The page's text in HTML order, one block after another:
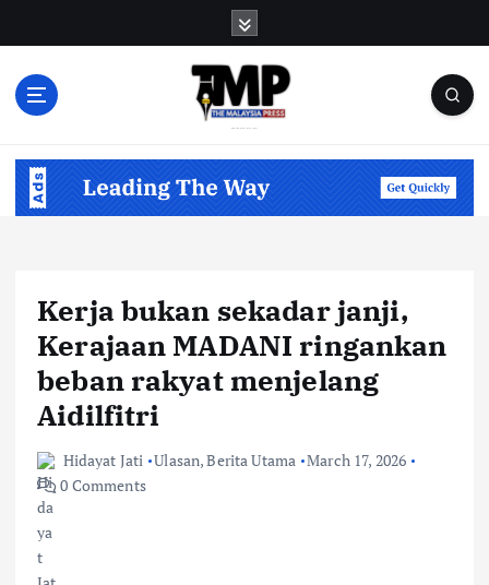
Kerja bukan sekadar janji,
Kerajaan MADANI ringankan
beban rakyat menjelang
Aidilfitri
Hidayat Jati Ulasan,Berita Utama March 17, 2026
0 Comments